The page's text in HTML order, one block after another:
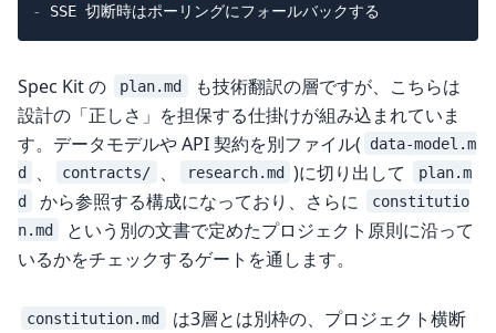
-
Spec Kit の plan.md
も技術翻訳の層ですが、こちらは
設計の「正しさ」を担保する仕掛けが組み込まれていま
す。データモデルや API 契約を別ファイル(
data-model.m
d
、 contracts/ 、 research.md )に切り出して
plan.m
d
から参照する構成になっており、さらに
constitutio
n.md
という別の文書で定めたプロジェクト原則に沿って
いるかをチェックするゲートを通します。
constitution.md
は3層とは別枠の、プロジェクト横断